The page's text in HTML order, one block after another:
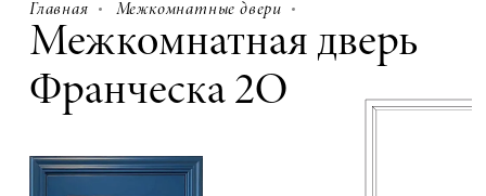
Главная Межкомнатные двери
Межкомнатная дверь
Франческа 2О